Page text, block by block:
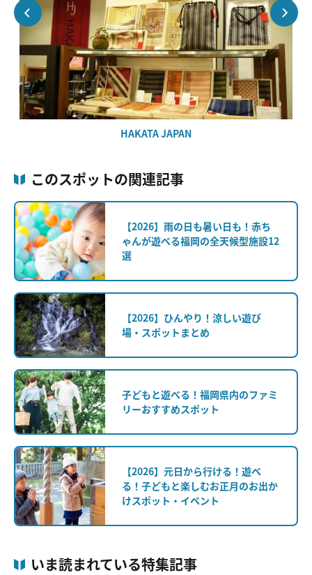
HAKATA JAPAN
このスポットの関連記事
【2026】雨の日も暑い日も！赤ち
ゃんが遊べる福岡の全天候型施設12
選
【2026】ひんやり！涼しい遊び
場・スポットまとめ
子どもと遊べる！福岡県内のファミ
リーおすすめスポット
【2026】元日から行ける！遊べ
る！子どもと楽しむお正月のお出か
けスポット・イベント
いま読まれている特集記事